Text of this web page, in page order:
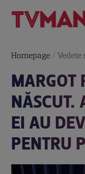
Homepage /Vedete
MARGOT
NĂSCUT.
EI AU
PENTRU